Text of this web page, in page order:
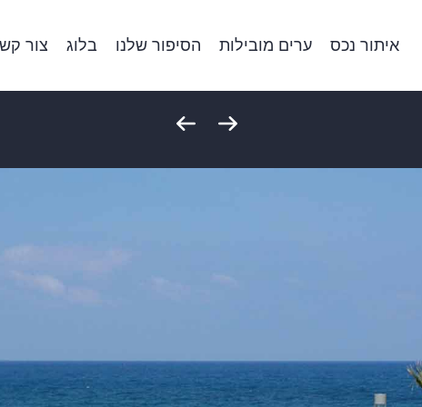
איתור נכס ערים מובילות הסיפור שלנו בלוג צור